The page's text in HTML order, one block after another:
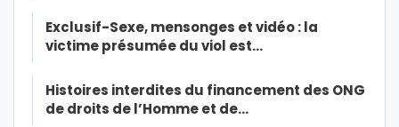
Exclusif-Sexe, mensonges et vidéo : la
victime présumée du viol est…
Histoires interdites du financement des ONG
de droits de l’Homme et de…